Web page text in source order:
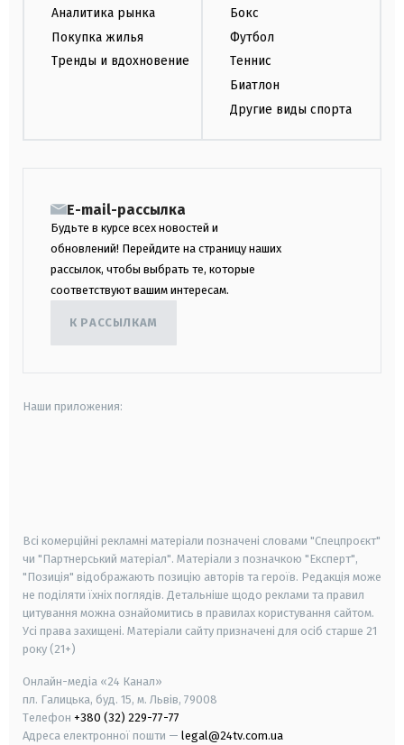
Аналитика рынка
Покупка жилья
Тренды и вдохновение
Бокс
Футбол
Теннис
Биатлон
Другие виды спорта
E-mail-рассылка
Будьте в курсе всех новостей и
обновлений! Перейдите на страницу наших
рассылок, чтобы выбрать те, которые
соответствуют вашим интересам.
К РАССЫЛКАМ
Наши приложения:
Всі комерційні рекламні матеріали позначені словами "Спецпроєкт"
чи "Партнерський матеріал". Матеріали з позначкою "Експерт",
"Позиція" відображають позицію авторів та героїв. Редакція може
не поділяти їхніх поглядів. Детальніше щодо реклами та правил
цитування можна ознайомитись в правилах користування сайтом.
Усі права захищені. Матеріали сайту призначені для осіб старше 21
року (21+)
Онлайн-медіа «24 Канал»
пл. Галицька, буд. 15, м. Львів, 79008
Телефон +380 (32) 229-77-77
Адреса електронної пошти — legal@24tv.com.ua